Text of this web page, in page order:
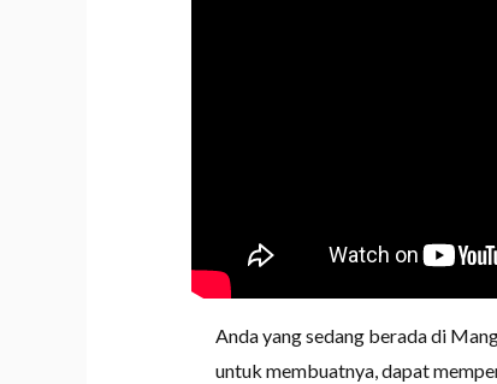
Anda yang sedang berada di
untuk membuatnya, dapat